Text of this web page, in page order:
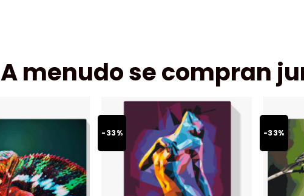
A menudo se compran
-33% -33%